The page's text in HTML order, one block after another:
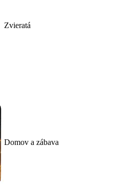
Zvieratá
Domov a zábava